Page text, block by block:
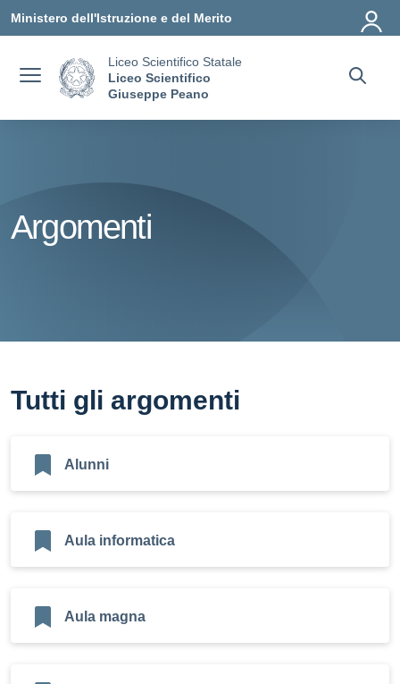
Ministero dell'Istruzione e del Merito
Liceo Scientifico Statale
Liceo Scientifico
Giuseppe Peano
Argomenti
Tutti gli argomenti
Alunni
Aula informatica
Aula magna